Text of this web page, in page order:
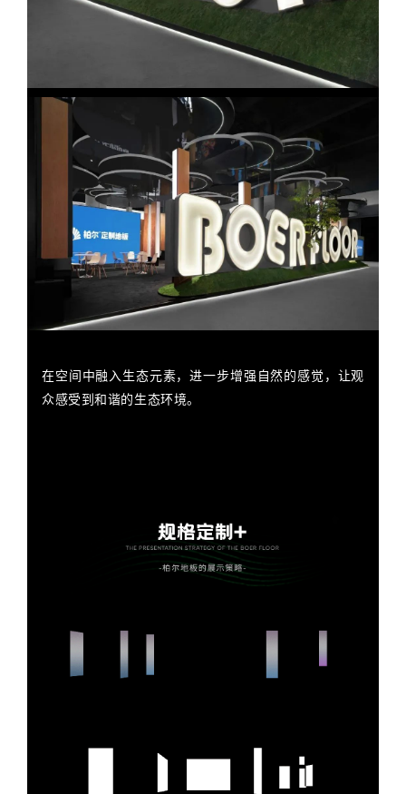
在空间中融入生态元素，进一步增强自然的感觉，让观
众感受到和谐的生态环境。